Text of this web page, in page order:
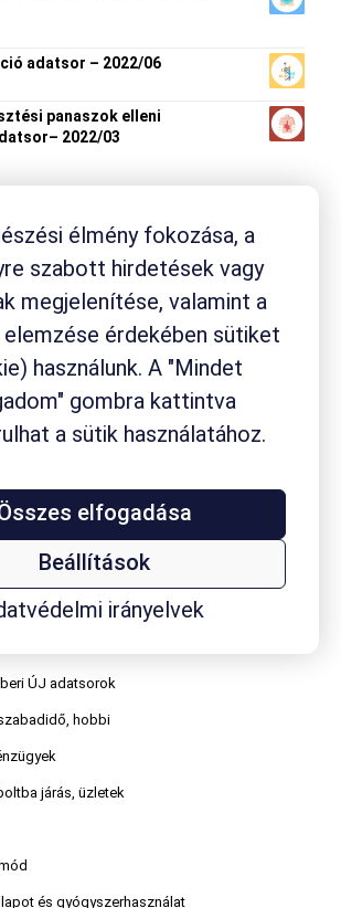
élmény fokozása, a
szabott hirdetések vagy
megjelenítése, valamint a
érdekében sütiket
használunk. A "Mindet
gombra kattintva
a sütik használatához.
elfogadása
Beállítások
irányelvek
adatsor – 2022/06
panaszok elleni
2022/03
Aspirin Canesten drogéria fejfájás Flexagil
fájdalom
gyógyszerfogyasztás
szer influenza internethasználat Kalmopyrin
nátha online játék orrdugulás Paxirasol Rhinathiol
TESCO vitaminvásárlás vény nélkül
Wick
ÚJ adatsorok
hobbi
járás, üzletek
és gyógyszerhasználat